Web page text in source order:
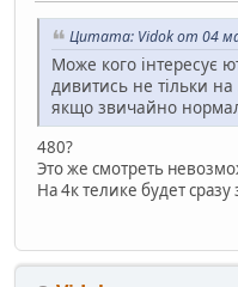
Цитата: Vidok от 04
Може кого інтересує
дивитись не тільки
якщо звичайно
480?
Это же смотреть
На 4к телике будет сразу